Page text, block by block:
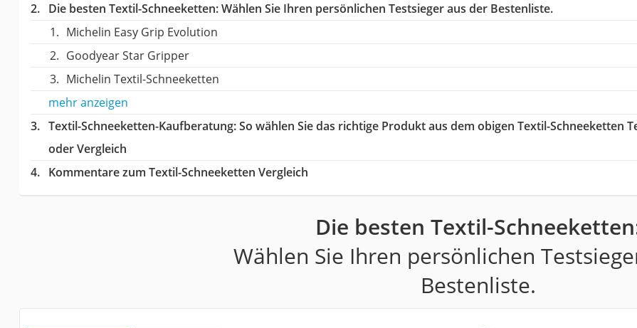
Die besten Textil-Schneeketten:Wählen Sie Ihren persönlichen Testsieger aus der Bestenliste.
Michelin Easy Grip Evolution
Goodyear Star Gripper
Michelin Textil-Schneeketten
mehr anzeigen
Textil-Schneeketten-Kaufberatung: So wählen Sie das richtige Produkt aus dem obigen Textil-Schneeketten
oder Vergleich
Kommentare zum Textil-Schneeketten Vergleich
Die besten Textil-
Wählen Sie Ihren persönlichen
Bestenliste.